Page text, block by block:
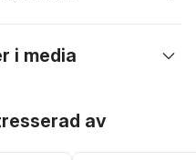
i media
av